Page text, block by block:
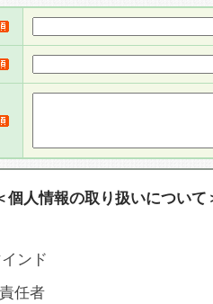
個人情報の取り扱いについて
ンド
任者